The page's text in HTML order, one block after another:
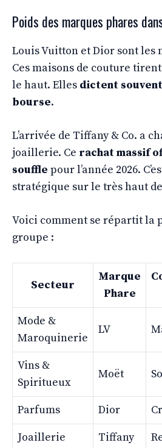
Poids des marques phares
Louis Vuitton et Dior sont les
Ces maisons de couture
le haut. Elles dictent
bourse.
L’arrivée de Tiffany & Co. a
joaillerie. Ce rachat massif
souffle pour l’année 2026.
stratégique sur le très haut
Voici comment se répartit la
groupe :
Secteur
Marque
Phare
Mode &
Maroquinerie
LV
Vins &
Spiritueux
Moët
Parfums Dior
Joaillerie
Tiffany